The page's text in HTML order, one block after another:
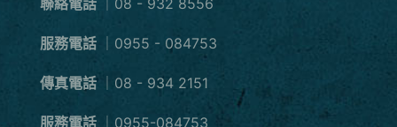
服務電話 ｜0955 - 084753
傳真電話 ｜08 - 934 2151
服務電話 ｜0955-084753